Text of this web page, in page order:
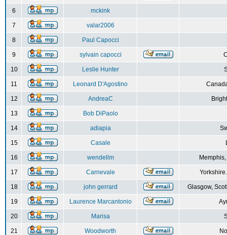
6 mckink
7 valar2006
8 Paul Capocci
9 sylvain capocci
10 Leslie Hunter
11 Leonard D'Agostino
12 AndreaC
13 Bob DiPaolo
14 adiapia
15 Casale
16 wendellm
17 Carnevale
18 john gerrard Glasgow,
19 Laurence Marcantonio
20 Marisa
21 Woodworth